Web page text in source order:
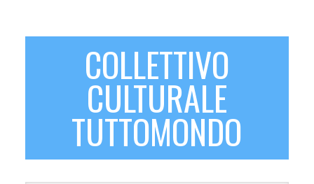
COLLETTIVO
CULTURALE
TUTTOMONDO